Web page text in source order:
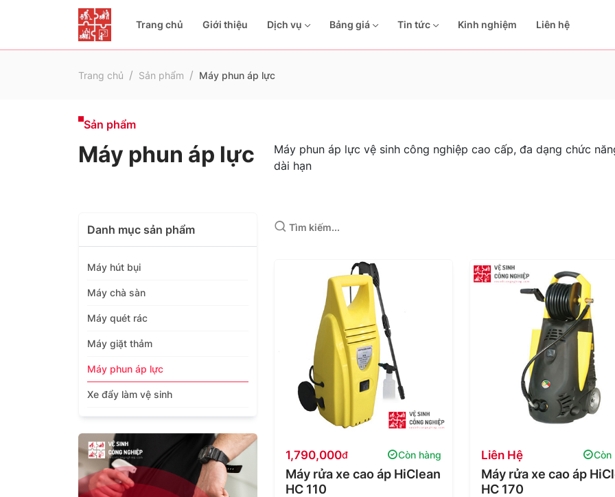
Trang chủ Giới thiệu Dịch vụ Bảng giá Tin tức Kinh nghiệm Liên hệ
Trang chủ Sản phẩm Máy phun áp lực
Sản phẩm
Máy phun áp lực
Máy phun áp lực vệ sinh công nghiệp cao cấp, đa dạng chức
dài hạn
Danh mục sản phẩm
Máy hút bụi
Máy chà sàn
Máy quét rác
Máy giặt thảm
Máy phun áp lực
Xe đẩy làm vệ sinh
1,790,000đ Còn hàng
Máy rửa xe cao áp HiClean
HC 110
Liên Hệ Còn
Máy rửa xe cao áp
HC 170